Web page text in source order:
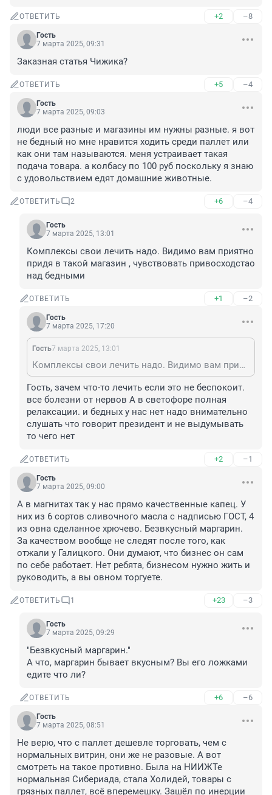
ОТВЕТИТЬ +2 –8
Гость
7 марта 2025, 09:31
Заказная статья Чижика?
ОТВЕТИТЬ +5 –4
Гость
7 марта 2025, 09:03
люди все разные и магазины им нужны разные. я вот
не бедный но мне нравится ходить среди паллет или
как они там называются. меня устраивает такая
подача товара. а колбасу по 100 руб поскольку я знаю
с удовольствием едят домашние животные.
ОТВЕТИТЬ 2 +6 –4
Гость
7 марта 2025, 13:01
Комплексы свои лечить надо. Видимо вам приятно
придя в такой магазин , чувствовать привосходстао
над бедными
ОТВЕТИТЬ +1 –2
Гость
7 марта 2025, 17:20
Гость7 марта 2025, 13:01
Комплексы свои лечить надо. Видимо вам приятно придя в такой магазин , чувствовать привосходстао над бедными
Гость, зачем что-то лечить если это не беспокоит.
все болезни от нервов А в светофоре полная
релаксации. и бедных у нас нет надо внимательно
слушать что говорит президент и не выдумывать
то чего нет
ОТВЕТИТЬ +2 –1
Гость
7 марта 2025, 09:00
А в магнитах так у нас прямо качественные капец. У
них из 6 сортов сливочного масла с надписью ГОСТ, 4
из овна сделанное хрючево. Безвкусный маргарин.
За качеством вообще не следят после того, как
отжали у Галицкого. Они думают, что бизнес он сам
по себе работает. Нет ребята, бизнесом нужно жить и
руководить, а вы овном торгуете.
ОТВЕТИТЬ 1 +23 –3
Гость
7 марта 2025, 09:29
"Безвкусный маргарин."
А что, маргарин бывает вкусным? Вы его ложками
едите что ли?
ОТВЕТИТЬ +6 –6
Гость
7 марта 2025, 08:51
Не верю, что с паллет дешевле торговать, чем с
нормальных витрин, они же не разовые. А вот
смотреть на такое противно. Была на НИИЖТе
нормальная Сибериада, стала Холидей, товары с
грязных паллет, всё вперемешку. Зашёл по инерции